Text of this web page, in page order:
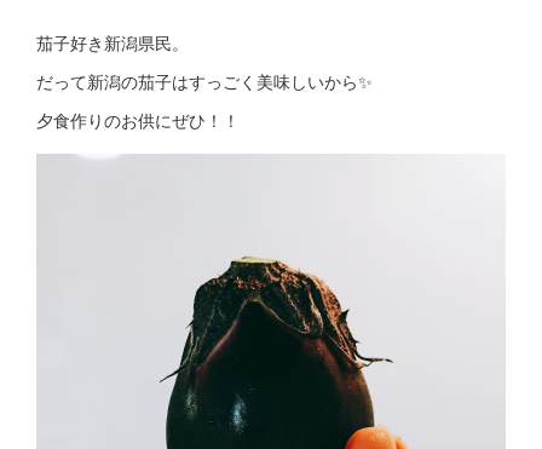
茄子好き新潟県民。
だって新潟の茄子はすっごく美味しいから✨
夕食作りのお供にぜひ！！